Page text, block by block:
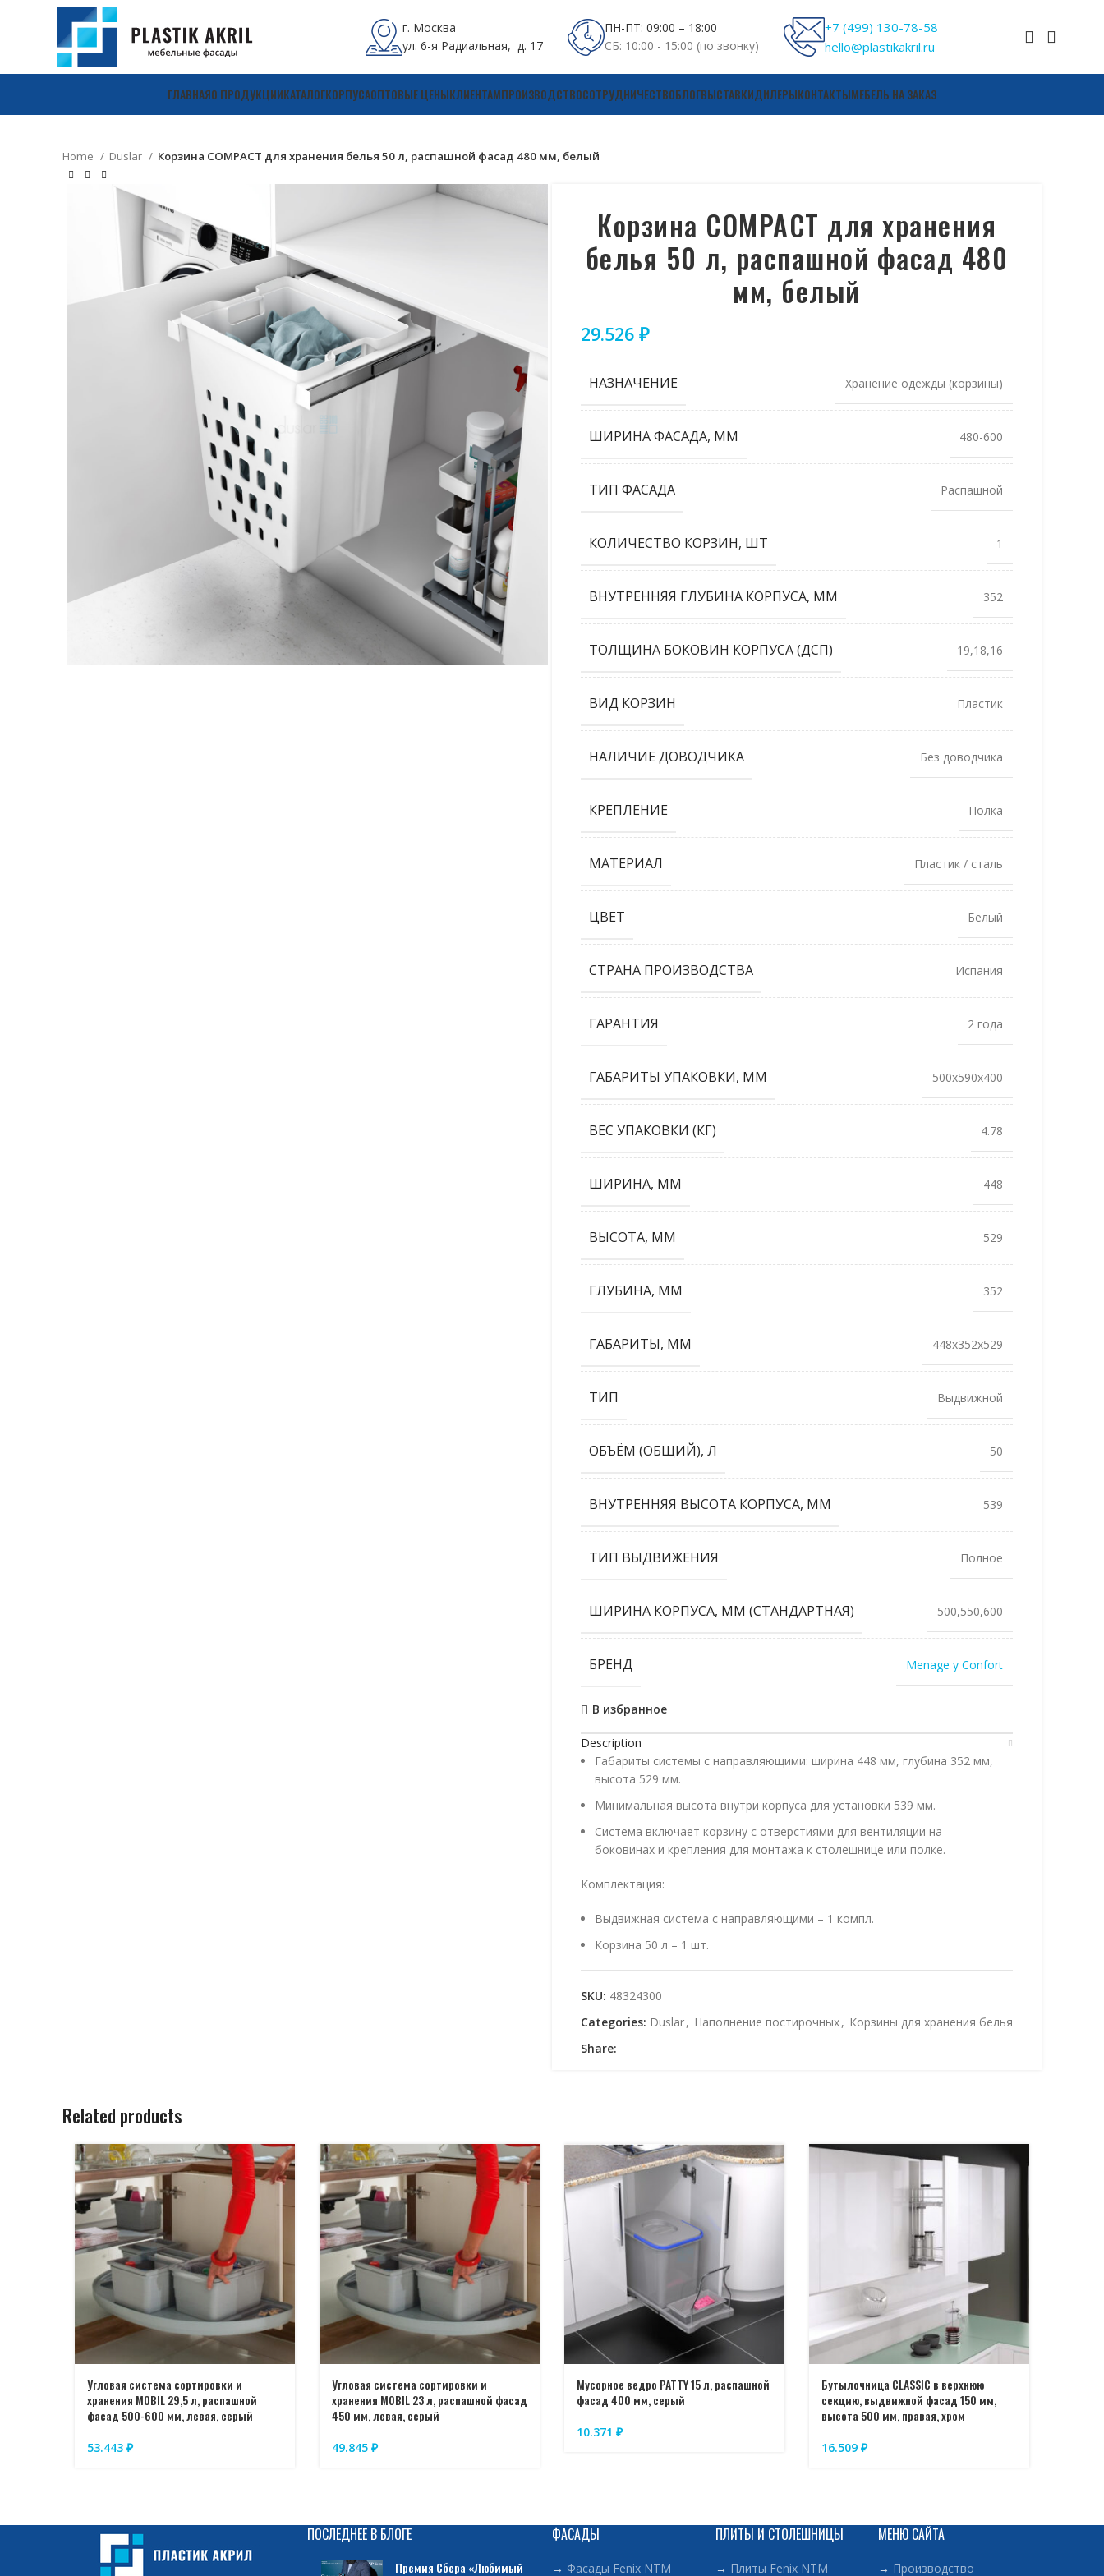
г. Москва
ул. 6-я Радиальная, д. 17
ПН-ПТ: 09:00 – 18:00
СБ: 10:00 - 15:00 (по звонку)
+7 (499) 130-78-58
hello@plastikakril.ru
ГЛАВНАЯО ПРОДУКЦИИКАТАЛОГКОРПУСАОПТОВЫЕ ЦЕНЫКЛИЕНТАМПРОИЗВОДСТВОСОТРУДНИЧЕСТВОБЛОГВЫСТАВКИДИЛЕРЫКОНТАКТЫМЕБЕЛЬ НА ЗАКАЗ
Home Duslar Корзина COMPACT для хранения белья 50 л, распашной фасад 480 мм, белый
Корзина COMPACT для хранения
белья 50 л, распашной фасад 480
мм, белый
29.526 ₽
НАЗНАЧЕНИЕ Хранение одежды (корзины)
ШИРИНА ФАСАДА, ММ 480-600
ТИП ФАСАДА Распашной
КОЛИЧЕСТВО КОРЗИН, ШТ 1
ВНУТРЕННЯЯ ГЛУБИНА КОРПУСА, ММ 352
ТОЛЩИНА БОКОВИН КОРПУСА (ДСП) 19,18,16
ВИД КОРЗИН Пластик
НАЛИЧИЕ ДОВОДЧИКА Без доводчика
КРЕПЛЕНИЕ Полка
МАТЕРИАЛ Пластик / сталь
ЦВЕТ Белый
СТРАНА ПРОИЗВОДСТВА Испания
ГАРАНТИЯ 2 года
ГАБАРИТЫ УПАКОВКИ, ММ 500x590x400
ВЕС УПАКОВКИ (КГ) 4.78
ШИРИНА, ММ 448
ВЫСОТА, ММ 529
ГЛУБИНА, ММ 352
ГАБАРИТЫ, ММ 448x352x529
ТИП Выдвижной
ОБЪЁМ (ОБЩИЙ), Л 50
ВНУТРЕННЯЯ ВЫСОТА КОРПУСА, ММ 539
ТИП ВЫДВИЖЕНИЯ Полное
ШИРИНА КОРПУСА, ММ (СТАНДАРТНАЯ) 500,550,600
БРЕНД Menage y Confort
В избранное
Description
Габариты системы с направляющими: ширина 448 мм, глубина 352 мм,
высота 529 мм.
Минимальная высота внутри корпуса для установки 539 мм.
Система включает корзину с отверстиями для вентиляции на
боковинах и крепления для монтажа к столешнице или полке.
Комплектация:
Выдвижная система с направляющими – 1 компл.
Корзина 50 л – 1 шт.
используются в постирочных, гардеробных, ванных комнатах или на
кухне рядом со стиральной машиной.
Отверстия в корзинах обеспечивают хорошую вентиляцию, что
предотвращает появление плесени и неприятных запахов.
Корзина легко вынимается и моется, что позволяет поддерживать
чистоту системы и внутри корпуса.
Система выполнена из высококачественных материалов, что
обеспечивает надежность и долгий срок службы.
Важно для потребителя:
Удобная система позволяет скрыть накопленную одежду и
обеспечивает порядок в помещении.
Система полностью выдвигается, обеспечивая удобный доступ и обзор
содержимого.
Благодаря ручкам корзину легко снять и переместить к стиральной
машине.
SKU: 48324300
Categories: Duslar, Наполнение постирочных, Корзины для хранения белья
Share:
Related products
Угловая система сортировки и
хранения MOBIL 29,5 л, распашной
фасад 500-600 мм, левая, серый
53.443 ₽
Угловая система сортировки и
хранения MOBIL 23 л, распашной фасад
450 мм, левая, серый
49.845 ₽
Мусорное ведро PATTY 15 л, распашной
фасад 400 мм, серый
10.371 ₽
Бутылочница CLASSIC в верхнюю
секцию, выдвижной фасад 150 мм,
высота 500 мм, правая, хром
16.509 ₽
ПОСЛЕДНЕЕ В БЛОГЕ
Премия Сбера «Любимый
ФАСАДЫ
→ Фасады Fenix NTM
ПЛИТЫ И СТОЛЕШНИЦЫ
→ Плиты Fenix NTM
МЕНЮ САЙТА
→ Производство